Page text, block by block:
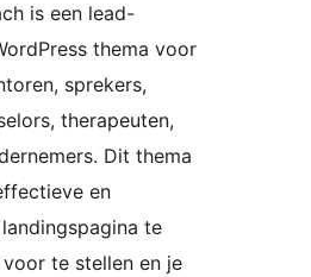
is een lead-
thema voor
sprekers,
therapeuten,
Dit thema
en
te
te stellen en je